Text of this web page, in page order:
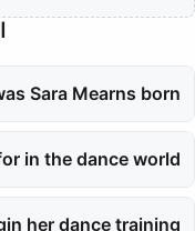
Sara Mearns born?
in the dance world?
for her fearless
her dance training?